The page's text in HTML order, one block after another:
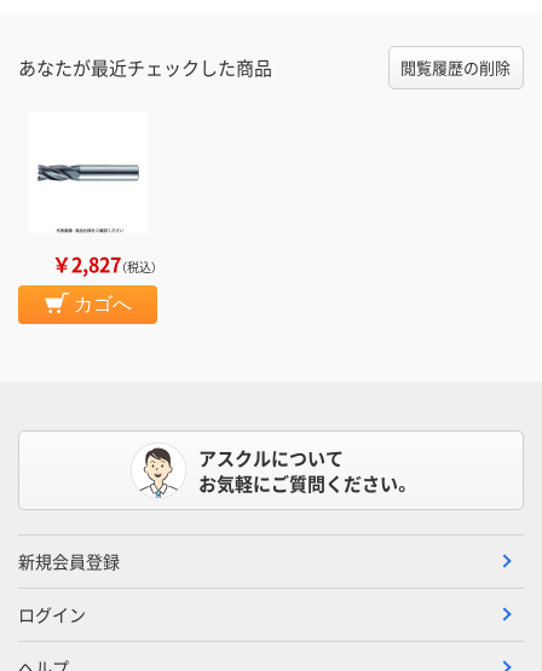
あなたが最近チェックした商品 閲覧履歴の削除
￥2,827（税込）
カゴへ
アスクルについて
お気軽にご質問ください。
新規会員登録
ログイン